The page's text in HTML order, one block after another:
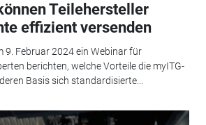
Teilehersteller
effizient versenden
9. Februar 2024 ein Webinar für
berichten, welche Vorteile die myITG-
Basis sich standardisierte...